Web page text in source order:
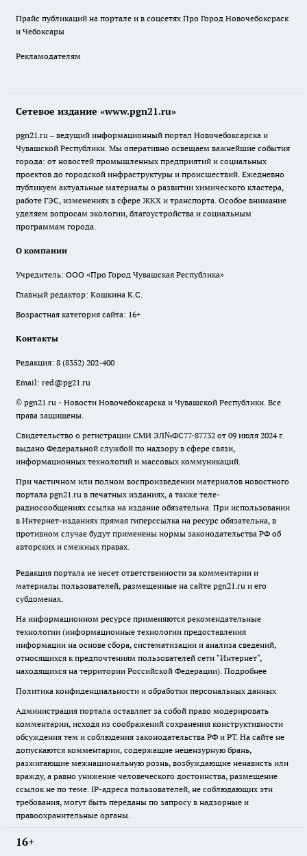
Прайс публикаций на портале и в соцсетях Про Город Новочебоксраск
и Чебоксары
Рекламодателям
Сетевое издание «www.pgn21.ru»
pgn21.ru – ведущий информационный портал Новочебоксарска и
Чувашской Республики. Мы оперативно освещаем важнейшие события
города: от новостей промышленных предприятий и социальных
проектов до городской инфраструктуры и происшествий. Ежедневно
публикуем актуальные материалы о развитии химического кластера,
работе ГЭС, изменениях в сфере ЖКХ и транспорта. Особое внимание
уделяем вопросам экологии, благоустройства и социальным
программам города.
О компании
Учредитель: ООО «Про Город Чувашская Республика»
Главный редактор: Кошкина К.С.
Возрастная категория сайта: 16+
Контакты
Редакция: 8 (8352) 202-400
Email: red@pg21.ru
© pgn21.ru - Новости Новочебоксарска и Чувашской Республики. Все
права защищены.
Свидетельство о регистрации СМИ ЭЛ№ФС77-87732 от 09 июля 2024 г.
выдано Федеральной службой по надзору в сфере связи,
информационных технологий и массовых коммуникаций.
При частичном или полном воспроизведении материалов новостного
портала pgn21.ru в печатных изданиях, а также теле-
радиосообщениях ссылка на издание обязательна. При использовании
в Интернет-изданиях прямая гиперссылка на ресурс обязательна, в
противном случае будут применены нормы законодательства РФ об
авторских и смежных правах.
Редакция портала не несет ответственности за комментарии и
материалы пользователей, размещенные на сайте pgn21.ru и его
субдоменах.
На информационном ресурсе применяются рекомендательные
технологии (информационные технологии предоставления
информации на основе сбора, систематизации и анализа сведений,
относящихся к предпочтениям пользователей сети "Интернет",
находящихся на территории Российской Федерации). Подробнее
Политика конфиденциальности и обработки персональных данных
Администрация портала оставляет за собой право модерировать
комментарии, исходя из соображений сохранения конструктивности
обсуждения тем и соблюдения законодательства РФ и РТ. На сайте не
допускаются комментарии, содержащие нецензурную брань,
разжигающие межнациональную рознь, возбуждающие ненависть или
вражду, а равно унижение человеческого достоинства, размещение
ссылок не по теме. IP-адреса пользователей, не соблюдающих эти
требования, могут быть переданы по запросу в надзорные и
правоохранительные органы.
16+